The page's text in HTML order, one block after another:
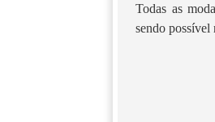
Todas as
sendo possível